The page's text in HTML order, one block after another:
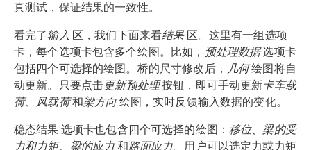
真测试，保证结果的一致性。
看完了输入 区，我们下面来看结果区。这里有一组选项
卡，每个选项卡包含多个绘图。比如， 预处理数据选项卡
包括四个可选择的绘图。桥的尺寸修改后， 几何绘图将自
动更新。只要点击更新预处理按钮，即可手动更新卡车载
荷、 风载荷和梁方向 绘图，实时反馈输入数据的变化。
稳态结果 选项卡也包含四个可选择的绘图： 移位、 梁的受
力和力矩、 梁的应力 和路面应力。用户可以选定力或力矩